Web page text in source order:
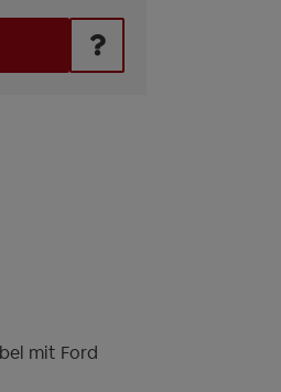
los botones para aumentar
mit Ford